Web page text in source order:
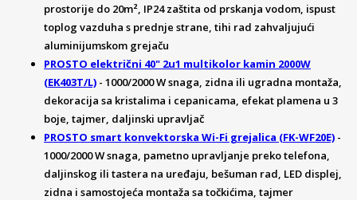
prostorije do 20m², IP24 zaštita od prskanja vodom, ispust
toplog vazduha s prednje strane, tihi rad zahvaljujući
aluminijumskom grejaču
PROSTO električni 40" 2u1 multikolor kamin 2000W
(EK403T/L) - 1000/2000 W snaga, zidna ili ugradna montaža,
dekoracija sa kristalima i cepanicama, efekat plamena u 3
boje, tajmer, daljinski upravljač
PROSTO smart konvektorska Wi-Fi grejalica (FK-WF20E) -
1000/2000 W snaga, pametno upravljanje preko telefona,
daljinskog ili tastera na uređaju, bešuman rad, LED displej,
zidna i samostojeća montaža sa točkićima, tajmer